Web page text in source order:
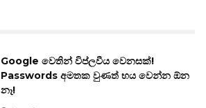
Google වෙතින් විප්ලවීය වෙනසක්!
Passwords අමතක වුණත් භය වෙන්න ඕන
නෑ!